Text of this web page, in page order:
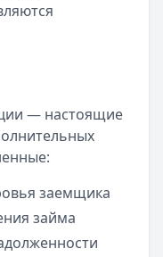
— настоящие
заемщика
займа